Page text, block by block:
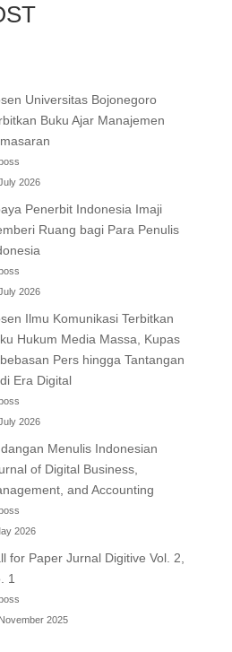
Universitas Bojonegoro
Buku Ajar Manajemen
2026
Penerbit Indonesia Imaji
Ruang bagi Para Penulis
2026
Ilmu Komunikasi Terbitkan
Hukum Media Massa, Kupas
Pers hingga Tantangan
Era Digital
2026
Menulis Indonesian
of Digital Business,
and Accounting
2026
for Paper Jurnal Digitive Vol. 2,
1
2025